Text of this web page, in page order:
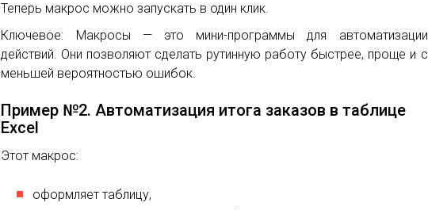
Теперь макрос можно запускать в один клик.
Ключевое: Макросы — это мини-программы для автоматизации
действий. Они позволяют сделать рутинную работу быстрее, проще и с
меньшей вероятностью ошибок.
Пример №2. Автоматизация итога заказов в таблице
Excel
Этот макрос:
оформляет таблицу,